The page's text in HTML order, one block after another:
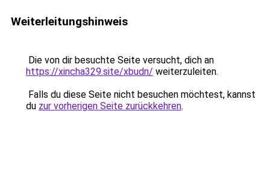
Weiterleitungshinweis
Die von dir besuchte Seite versucht, dich an
https://xincha329.site/xbudn/ weiterzuleiten.
Falls du diese Seite nicht besuchen möchtest, kannst
du zur vorherigen Seite zurückkehren.